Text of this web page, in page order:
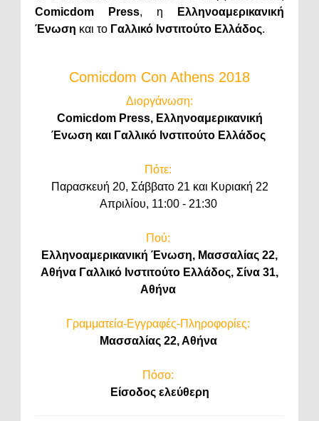
Comicdom Press, η
Ελληνοαμερικανική
Ένωση και το Γαλλικό Ινστιτούτο Ελλάδος.
Comicdom Con Athens 2018
Διοργάνωση:
Comicdom Press, Ελληνοαμερικανική
Ένωση και Γαλλικό Ινστιτούτο Ελλάδος
Πότε:
Παρασκευή 20, Σάββατο 21 και Κυριακή 22
Απριλίου, 11:00 - 21:30
Πού:
Ελληνοαμερικανική Ένωση, Μασσαλίας 22,
Αθήνα Γαλλικό Ινστιτούτο Ελλάδος, Σίνα 31,
Αθήνα
Γραμματεία-Εγγραφές-Πληροφορίες:
Μασσαλίας 22, Αθήνα
Πόσο:
Είσοδος ελεύθερη